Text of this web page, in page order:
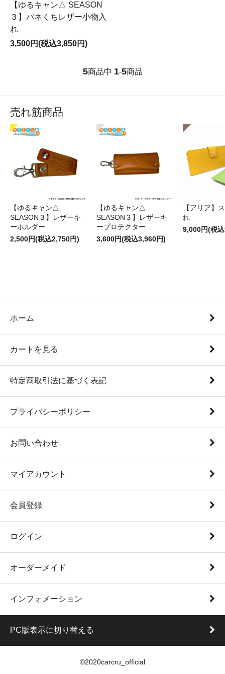
【ゆるキャン△ SEASON
３】バネくちレザー小物入
れ
3,500円(税込3,850円)
5商品中 1-5商品
売れ筋商品
【ゆるキャン△
SEASON３】レザーキ
ーホルダー
2,500円(税込2,750円)
【ゆるキャン△
SEASON３】レザーキ
ープロテクター
3,600円(税込3,960円)
【アリア】
れ
9,000円(税
ホーム
カートを見る
特定商取引法に基づく表記
プライバシーポリシー
お問い合わせ
マイアカウント
会員登録
ログイン
オーダーメイド
インフォメーション
PC版表示に切り替える
©2020carcru_official